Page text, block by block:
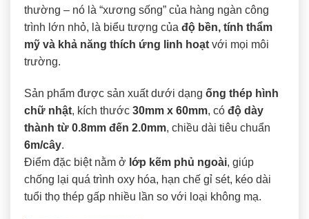
thường – nó là “xương sống” của hàng ngàn công
trình lớn nhỏ, là biểu tượng của độ bền, tính thẩm
mỹ và khả năng thích ứng linh hoạt với mọi môi
trường.
Sản phẩm được sản xuất dưới dạng ống thép hình
chữ nhật, kích thước 30mm x 60mm, có độ dày
thành từ 0.8mm đến 2.0mm, chiều dài tiêu chuẩn
6m/cây.
Điểm đặc biệt nằm ở lớp kẽm phủ ngoài, giúp
chống lại quá trình oxy hóa, hạn chế gỉ sét, kéo dài
tuổi thọ thép gấp nhiều lần so với loại không mạ.